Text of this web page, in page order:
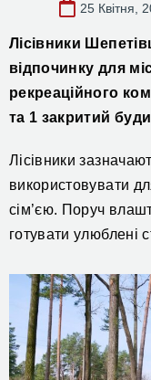
25 Квітня,
Лісівники
відпочинку для
рекреаційного
та 1 закритий
Лісівники
використовувати
сім’єю. Поруч
готувати улюблені